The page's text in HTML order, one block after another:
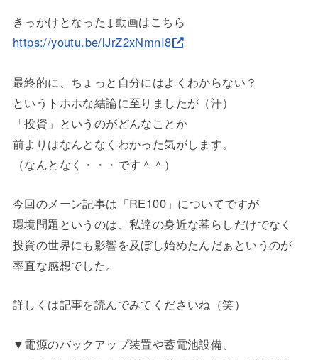
きっかけとなった↓動画はこちら
https://youtu.be/lJrZ2xNmnI8
最終的に、ちょっと自分にはよくわからない？
というトホホな結論に至りましたが（汗）
「投資」というのがどんなことか
前よりはなんとなくわかった気がします。
（なんとなく・・・です＾＾）
今回のメーン記事は「RE100」についてですが
環境問題というのは、私達の身近な暮らしだけでなく
投資の世界にも影響を及ぼし始めたんだぁというのが
率直な感想でした。
詳しくは記事を読んでみてくださいね（笑）
▼電源のバックアップ装置や蓄電池設備、